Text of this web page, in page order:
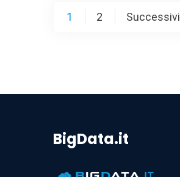
Paginazione
1 2 Successivi
BigData.it